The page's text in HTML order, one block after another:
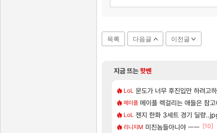
목록 다음글 이전글
지금 뜨는핫벤
LoL 문도가 너무 후진입만 하려고
메이플 메이플 렉걸리는 애들은 참고
LoL 젠지 한화 3세트 경기 딜량
리니지M 미친놈들아니야 ㅡㅡ [10]
여행 7년만에 가족여행을 다녀왔습
아스오라 「에린」 컨셉 포스터 공개
비스트 쿠를 먼저 보내서 기습하는 법
해외겜 스위치2판 ‘몬헌 와일즈’,